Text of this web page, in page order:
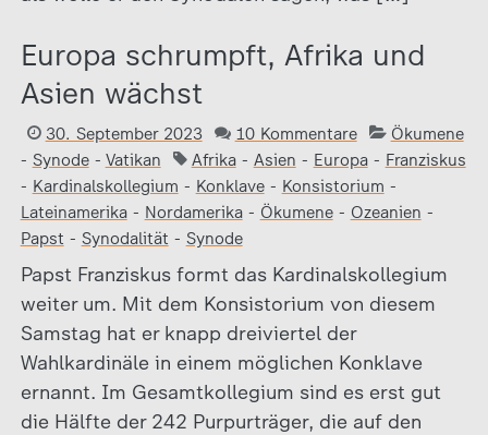
Europa schrumpft, Afrika und
Asien wächst
30. September 2023 10 Kommentare
Ökumene
- Synode- Vatikan Afrika- Asien - Europa- Franziskus
- Kardinalskollegium - Konklave- Konsistorium -
Lateinamerika- Nordamerika- Ökumene- Ozeanien -
Papst - Synodalität - Synode
Papst Franziskus formt das Kardinalskollegium
weiter um. Mit dem Konsistorium von diesem
Samstag hat er knapp dreiviertel der
Wahlkardinäle in einem möglichen Konklave
ernannt. Im Gesamtkollegium sind es erst gut
die Hälfte der 242 Purpurträger, die auf den